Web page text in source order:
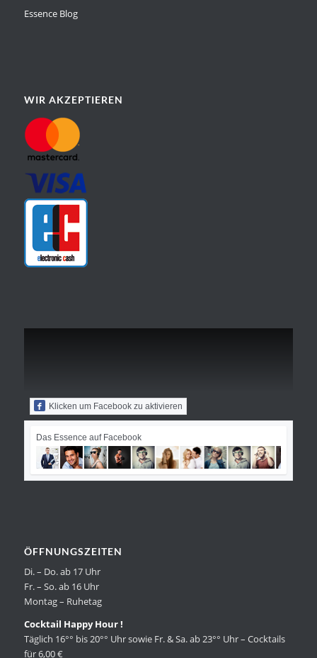
Essence Blog
WIR AKZEPTIEREN
Klicken um Facebook zu aktivieren
Das Essence auf Facebook
ÖFFNUNGSZEITEN
Di. – Do. ab 17 Uhr
Fr. – So. ab 16 Uhr
Montag – Ruhetag
Cocktail Happy Hour !
Täglich 16°° bis 20°° Uhr sowie Fr. & Sa. ab 23°° Uhr – Cocktails
für 6,00 €